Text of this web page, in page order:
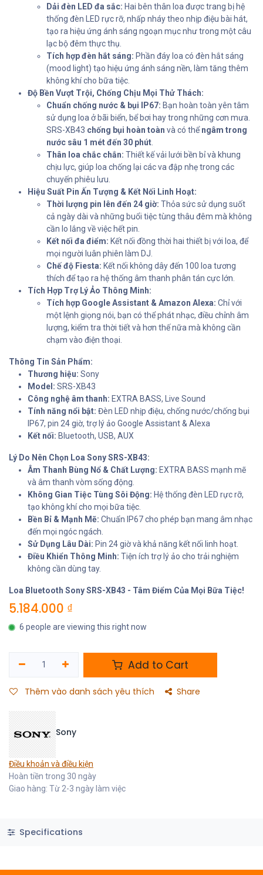
Dải đèn LED đa sắc: Hai bên thân loa được trang bị hệ
thống đèn LED rực rỡ, nhấp nháy theo nhịp điệu bài hát,
tạo ra hiệu ứng ánh sáng ngoạn mục như trong một câu
lạc bộ đêm thực thụ.
Tích hợp đèn hắt sáng: Phần đáy loa có đèn hắt sáng
(mood light) tạo hiệu ứng ánh sáng nền, làm tăng thêm
không khí cho bữa tiệc.
Độ Bền Vượt Trội, Chống Chịu Mọi Thử Thách:
Chuẩn chống nước & bụi IP67: Bạn hoàn toàn yên tâm
sử dụng loa ở bãi biển, bể bơi hay trong những cơn mưa.
SRS-XB43 chống bụi hoàn toàn và có thểngâm trong
nước sâu 1 mét đến 30 phút
Thân loa chắc chắn: Thiết kế vải lưới bền bỉ và khung
chịu lực, giúp loa chống lại các va đập nhẹ trong các
chuyến phiêu lưu.
Hiệu Suất Pin Ấn Tượng & Kết Nối Linh Hoạt:
Thời lượng pin lên đến 24 giờ: Thỏa sức sử dụng suốt
cả ngày dài và những buổi tiệc tùng thâu đêm mà không
cần lo lắng về việc hết pin.
Kết nối đa điểm: Kết nối đồng thời hai thiết bị với loa, để
mọi người luân phiên làm DJ.
Chế độ Fiesta: Kết nối không dây đến 100 loa tương
thích để tạo ra hệ thống âm thanh phân tán cực lớn.
Tích Hợp Trợ Lý Ảo Thông Minh:
Tích hợp Google Assistant & Amazon Alexa: Chỉ với
một lệnh giọng nói, bạn có thể phát nhạc, điều chỉnh âm
lượng, kiểm tra thời tiết và hơn thế nữa mà không cần
chạm vào điện thoại.
Thông Tin Sản Phẩm:
Thương hiệu: Sony
Model: SRS-XB43
Công nghệ âm thanh: EXTRA BASS, Live Sound
Tính năng nổi bật: Đèn LED nhịp điệu, chống nước/chống bụi
IP67, pin 24 giờ, trợ lý ảo Google Assistant & Alexa
Kết nối: Bluetooth, USB, AUX
Lý Do Nên Chọn Loa Sony SRS-XB43:
Âm Thanh Bùng Nổ & Chất Lượng: EXTRA BASS mạnh mẽ
và âm thanh vòm sống động.
Không Gian Tiệc Tùng Sôi Động: Hệ thống đèn LED rực rỡ,
tạo không khí cho mọi bữa tiệc.
Bền Bỉ & Mạnh Mẽ: Chuẩn IP67 cho phép bạn mang âm nhạc
đến mọi ngóc ngách.
Sử Dụng Lâu Dài: Pin 24 giờ và khả năng kết nối linh hoạt.
Điều Khiển Thông Minh: Tiện ích trợ lý ảo cho trải nghiệm
không cần dùng tay.
Loa Bluetooth Sony SRS-XB43 - Tâm Điểm Của Mọi Bữa Tiệc!
5.184.000 ₫
6 people are viewing this right now
Add to Cart
Thêm vào danh sách yêu thích Share
Sony
Điều khoản và điều kiện
Hoàn tiền trong 30 ngày
Giao hàng: Từ 2-3 ngày làm việc
Specifications